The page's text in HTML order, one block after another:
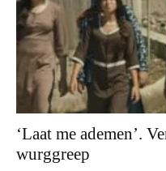
‘Laat me ademen’.
wurggreep